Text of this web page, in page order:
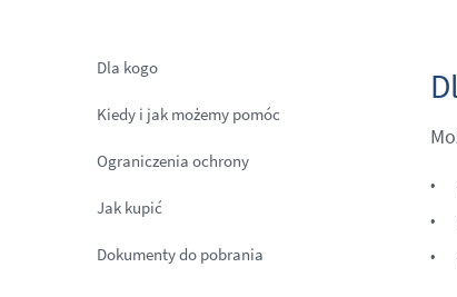
Dla kogo
Kiedy i jak możemy pomóc
Ograniczenia ochrony
Jak kupić
Dokumenty do pobrania